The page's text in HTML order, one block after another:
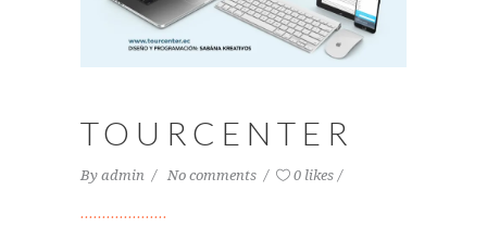
TOURCENTER
By admin No comments 0 likes